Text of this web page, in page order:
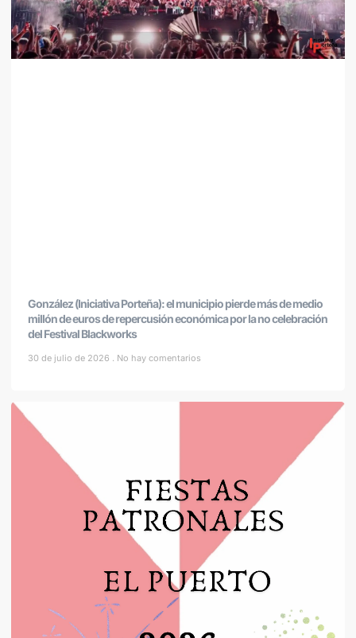
González (Iniciativa Porteña): el municipio pierde más de medio
millón de euros de repercusión económica por la no celebración
del Festival Blackworks
30 de julio de 2026 No hay comentarios